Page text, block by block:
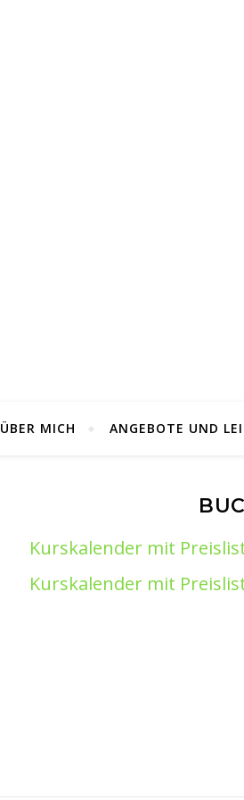
ÜBER MICH ANGEBOTE UND
Kurskalender mit
Kurskalender mit